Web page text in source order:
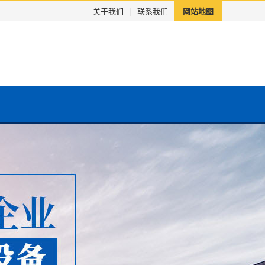
关于我们 联系我们 网站地图